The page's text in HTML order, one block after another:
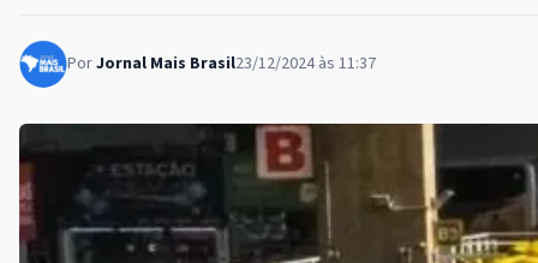
PorJornal Mais Brasil23/12/2024 às 11:37